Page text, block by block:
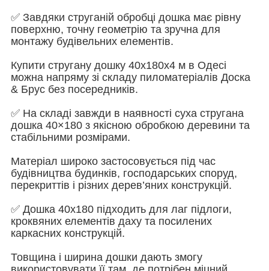
✅ Завдяки струганій обробці дошка має рівну
поверхню, точну геометрію та зручна для
монтажу будівельних елементів.
Купити стругану дошку 40х180х4 м в Одесі
можна напряму зі складу пиломатеріалів Доска
& Брус без посередників.
✅ На складі завжди в наявності суха стругана
дошка 40×180 з якісною обробкою деревини та
стабільними розмірами.
Матеріал широко застосовується під час
будівництва будинків, господарських споруд,
перекриттів і різних дерев’яних конструкцій.
✅ Дошка 40х180 підходить для лаг підлоги,
кроквяних елементів даху та посилених
каркасних конструкцій.
Товщина і ширина дошки дають змогу